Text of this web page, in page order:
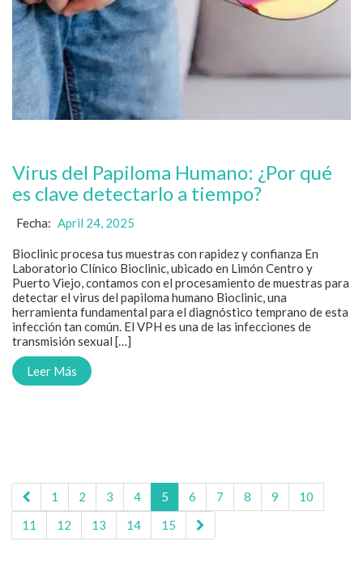
Virus del Papiloma Humano: ¿Por qué
es clave detectarlo a tiempo?
Fecha: April 24, 2025
Bioclinic procesa tus muestras con rapidez y confianza En
Laboratorio Clínico Bioclinic, ubicado en Limón Centro y
Puerto Viejo, contamos con el procesamiento de muestras para
detectar el virus del papiloma humano Bioclinic, una
herramienta fundamental para el diagnóstico temprano de esta
infección tan común. El VPH es una de las infecciones de
transmisión sexual […]
Leer Más
1 2 3 4 5 6 7 8 9
10
11
12 13 14 15